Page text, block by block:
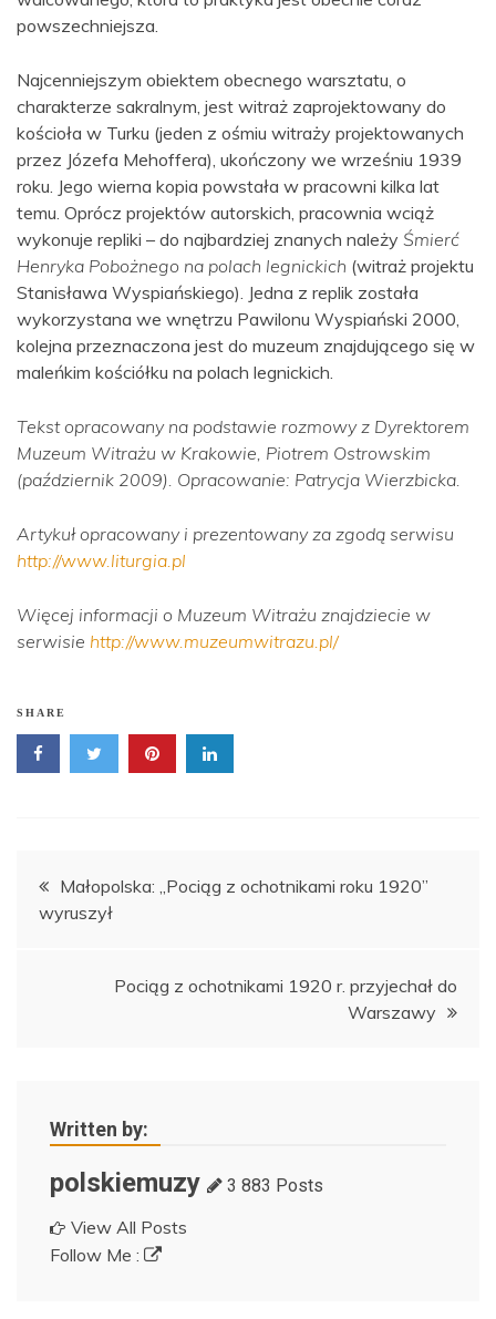
powszechniejsza.
Najcenniejszym obiektem obecnego warsztatu, o
charakterze sakralnym, jest witraż zaprojektowany do
kościoła w Turku (jeden z ośmiu witraży projektowanych
przez Józefa Mehoffera), ukończony we wrześniu 1939
roku. Jego wierna kopia powstała w pracowni kilka lat
temu. Oprócz projektów autorskich, pracownia wciąż
wykonuje repliki – do najbardziej znanych należy Śmierć
Henryka Pobożnego na polach legnickich (witraż projektu
Stanisława Wyspiańskiego). Jedna z replik została
wykorzystana we wnętrzu Pawilonu Wyspiański 2000,
kolejna przeznaczona jest do muzeum znajdującego się w
maleńkim kościółku na polach legnickich.
Tekst opracowany na podstawie rozmowy z Dyrektorem
Muzeum Witrażu w Krakowie, Piotrem Ostrowskim
(październik 2009). Opracowanie: Patrycja Wierzbicka.
Artykuł opracowany i prezentowany za zgodą serwisu
http://www.liturgia.pl
Więcej informacji o Muzeum Witrażu znajdziecie w
serwisie http://www.muzeumwitrazu.pl/
SHARE
Nawigacja
wpisu
Małopolska: „Pociąg z ochotnikami roku 1920”
wyruszył
Pociąg z ochotnikami 1920 r. przyjechał do
Warszawy
Written by:
polskiemuzy 3 883 Posts
View All Posts
Follow Me :